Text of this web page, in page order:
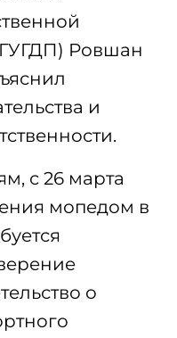
Ровшан
и
с 26 марта
мопедом в
о